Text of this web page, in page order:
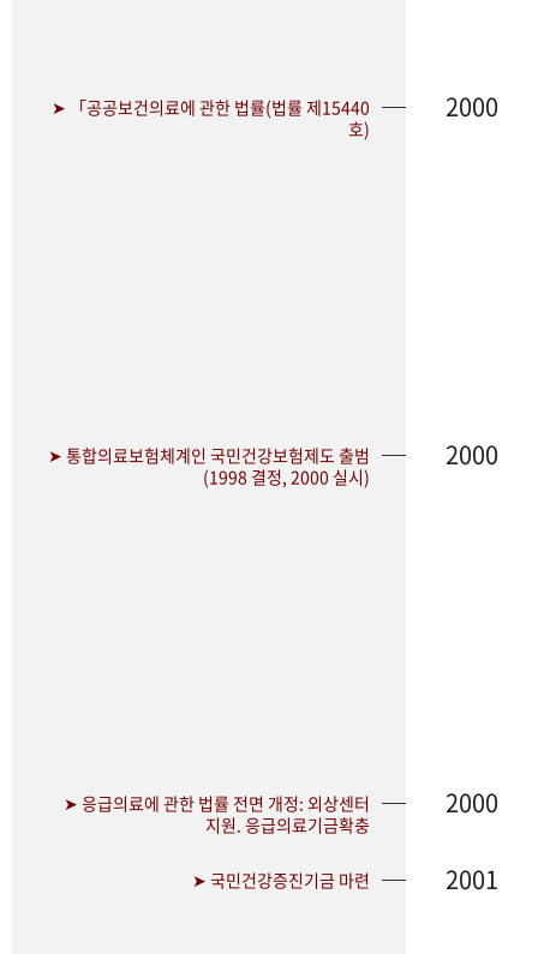
➤ 「공공보건의료에 관한 법률(법률 제15440
호)
2000
➤ 통합의료보험체계인 국민건강보험제도 출범
(1998 결정, 2000 실시)
2000
➤ 응급의료에 관한 법률 전면 개정: 외상센터
지원. 응급의료기금확충
2000
➤ 국민건강증진기금 마련 2001